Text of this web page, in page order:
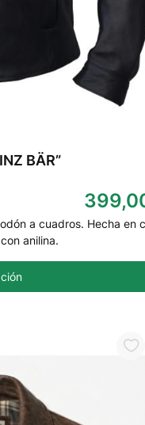
BÄR”
a cuadros. Hecha en
anilina.